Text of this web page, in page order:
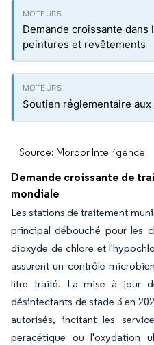
Demande croissante dans
peintures et revêtements
Soutien réglementaire
Source: Mordor Intelligence
Demande croissante de
mondiale
Les stations de traitement
principal débouché pour les
dioxyde de chlore et
assurent un contrôle
litre traité. La mise à jour
désinfectants de stade 3 en
autorisés, incitant les
peracétique ou l'oxydation